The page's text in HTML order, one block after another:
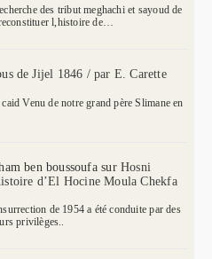
des tribut meghachi et sayoud de
l,histoire de…
de Jijel 1846 / par E. Carette
Venu de notre grand père Slimane en
ben boussoufasur Hosni
d’El Hocine Moula Chekfa
de 1954 a été conduite par des
privilèges..